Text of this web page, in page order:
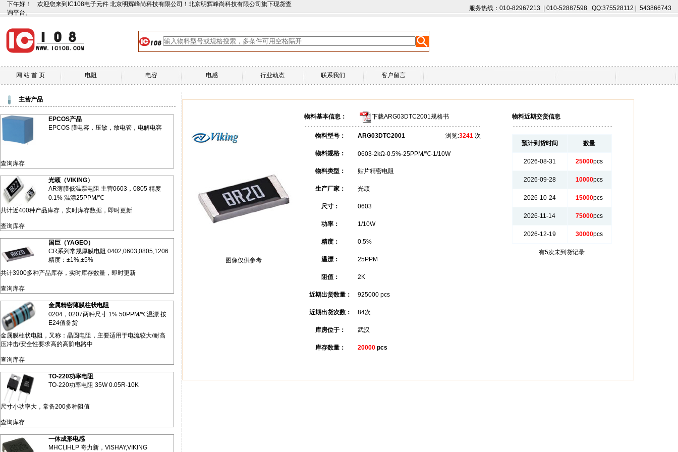
下午好！ 欢迎您来到IC108电子元件 北京明辉峰尚科技有限公司！北京明辉峰尚科技有限公司旗下现货查
询平台。
服务热线：010-82967213 | 010-52887598 QQ:375528112 | 543866743
网 站 首 页 电阻 电容 电感 行业动态 联系我们 客户留言
主营产品
EPCOS产品
EPCOS 膜电容，压敏，放电管，电解电容
查询库存
光颉（VIKING）
AR薄膜低温票电阻 主营0603，0805 精度
0.1% 温漂25PPM/℃
共计近400种产品库存，实时库存数据，即时更新
查询库存
国巨（YAGEO）
CR系列常规厚膜电阻 0402,0603,0805,1206
精度：±1%,±5%
共计3900多种产品库存，实时库存数量，即时更新
查询库存
金属精密薄膜柱状电阻
0204，0207两种尺寸 1% 50PPM/℃温漂 按
E24值备货
金属膜柱状电阻，又称：晶圆电阻，主要适用于电流较大/耐高
压冲击/安全性要求高的高阶电路中
查询库存
TO-220功率电阻
TO-220功率电阻 35W 0.05R-10K
尺寸小功率大，常备200多种阻值
查询库存
一体成形电感
MHCI,IHLP 奇力新，VISHAY,VIKING
图像仅供参考
物料基本信息： 下载ARG03DTC2001规格书
物料型号： ARG03DTC2001 浏览:3241 次
物料规格： 0603-2kΩ-0.5%-25PPM/℃-1/10W
物料类型： 贴片精密电阻
生产厂家： 光颉
尺寸： 0603
功率： 1/10W
精度： 0.5%
温漂： 25PPM
阻值： 2K
近期出货数量： 925000 pcs
近期出货次数： 84次
库房位于： 武汉
库存数量： 20000 pcs
物料近期交货信息
预计到货时间 数量
2026-08-31 25000pcs
2026-09-28 10000pcs
2026-10-24 15000pcs
2026-11-14 75000pcs
2026-12-19 30000pcs
有5次未到货记录